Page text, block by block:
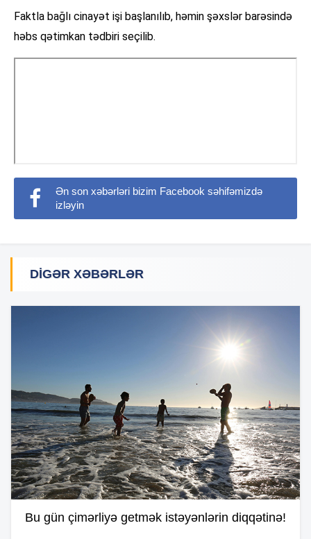
Faktla bağlı cinayət işi başlanılıb, həmin şəxslər barəsində
həbs qətimkan tədbiri seçilib.
Ən son xəbərləri bizim Facebook səhifəmizdə
izləyin
DIGƏR XƏBƏRLƏR
Bu gün çimərliyə getmək istəyənlərin diqqətinə!